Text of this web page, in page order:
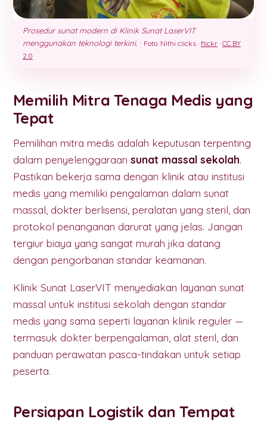
Prosedur sunat modern di Klinik Sunat LaserVIT
menggunakan teknologi terkini. · Foto: Nithi clicks · flickr · CC BY
2.0
Memilih Mitra Tenaga Medis yang
Tepat
Pemilihan mitra medis adalah keputusan terpenting
dalam penyelenggaraan sunat massal sekolah.
Pastikan bekerja sama dengan klinik atau institusi
medis yang memiliki pengalaman dalam sunat
massal, dokter berlisensi, peralatan yang steril, dan
protokol penanganan darurat yang jelas. Jangan
tergiur biaya yang sangat murah jika datang
dengan pengorbanan standar keamanan.
Klinik Sunat LaserVIT menyediakan layanan sunat
massal untuk institusi sekolah dengan standar
medis yang sama seperti layanan klinik reguler —
termasuk dokter berpengalaman, alat steril, dan
panduan perawatan pasca-tindakan untuk setiap
peserta.
Persiapan Logistik dan Tempat